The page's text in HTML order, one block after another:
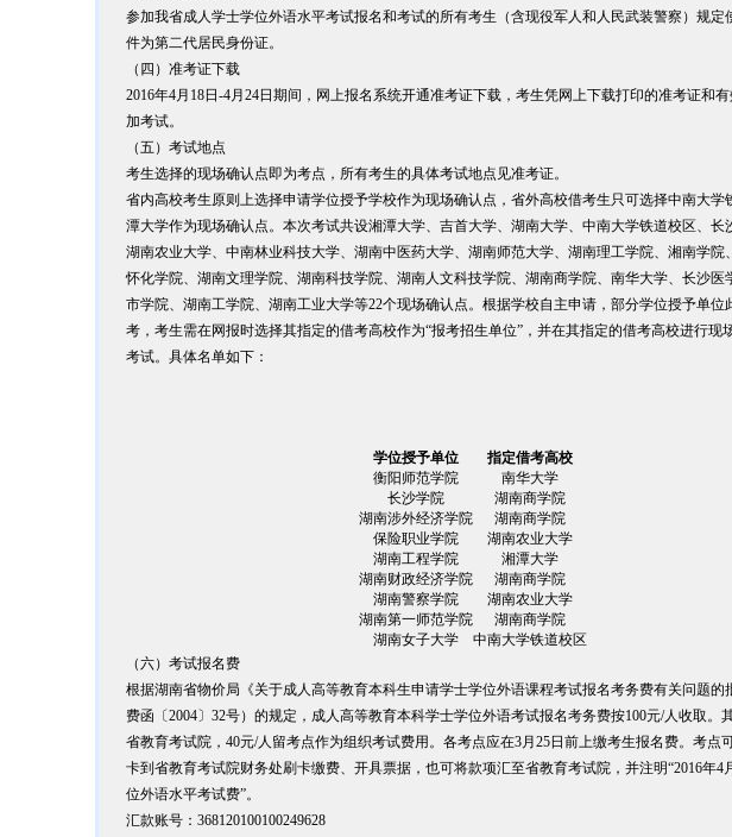
参加我省成人学士学位外语水平考试报名和考试的所有考生（含现役军人和人民武装警察）规定
件为第二代居民身份证。
（四）准考证下载
2016年4月18日-4月24日期间，网上报名系统开通准考证下载，考生凭网上下载打印的准考证和
加考试。
（五）考试地点
考生选择的现场确认点即为考点，所有考生的具体考试地点见准考证。
省内高校考生原则上选择申请学位授予学校作为现场确认点，省外高校借考生只可选择中南大学
潭大学作为现场确认点。本次考试共设湘潭大学、吉首大学、湖南大学、中南大学铁道校区、长
湖南农业大学、中南林业科技大学、湖南中医药大学、湖南师范大学、湖南理工学院、湘南学院
怀化学院、湖南文理学院、湖南科技学院、湖南人文科技学院、湖南商学院、南华大学、长沙医
市学院、湖南工学院、湖南工业大学等22个现场确认点。根据学校自主申请，部分学位授予单位
考，考生需在网报时选择其指定的借考高校作为“报考招生单位”，并在其指定的借考高校进行现
考试。具体名单如下：
学位授予单位
指定借考高校
衡阳师范学院
南华大学
长沙学院
湖南商学院
湖南涉外经济学院
湖南商学院
保险职业学院
湖南农业大学
湖南工程学院
湘潭大学
湖南财政经济学院
湖南商学院
湖南警察学院
湖南农业大学
湖南第一师范学院
湖南商学院
湖南女子大学
中南大学铁道校区
（六）考试报名费
根据湖南省物价局《关于成人高等教育本科生申请学士学位外语课程考试报名考务费有关问题的
费函〔2004〕32号）的规定，成人高等教育本科学士学位外语考试报名考务费按100元/人收取。
省教育考试院，40元/人留考点作为组织考试费用。各考点应在3月25日前上缴考生报名费。考点
卡到省教育考试院财务处刷卡缴费、开具票据，也可将款项汇至省教育考试院，并注明“2016年4
位外语水平考试费”。
汇款账号：368120100100249628